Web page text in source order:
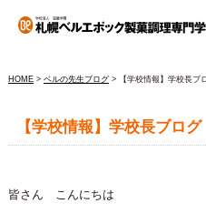
HOME> ベルの先生ブログ> 【学校情報】学校長ブ
【学校情報】学校長ブロ
皆さん こんにちは